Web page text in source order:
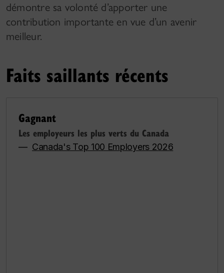
démontre sa volonté d’apporter une
contribution importante en vue d’un avenir
meilleur.
Faits saillants récents
Gagnant
Les employeurs les plus verts du Canada
— Canada's Top 100 Employers 2026